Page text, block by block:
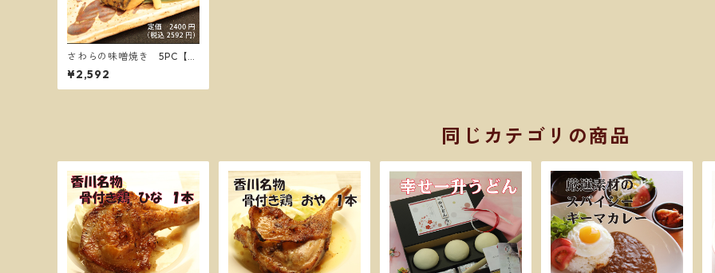
さわらの味噌焼き 5PC【送
料別】
¥2,592
同じカテゴリの商品